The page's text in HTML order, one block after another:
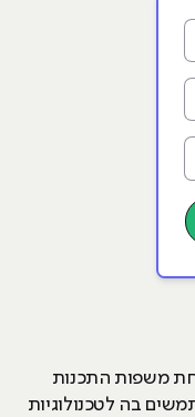
משפות התכנות
בה לטכנולוגיות